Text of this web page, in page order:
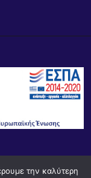
την καλύτερη